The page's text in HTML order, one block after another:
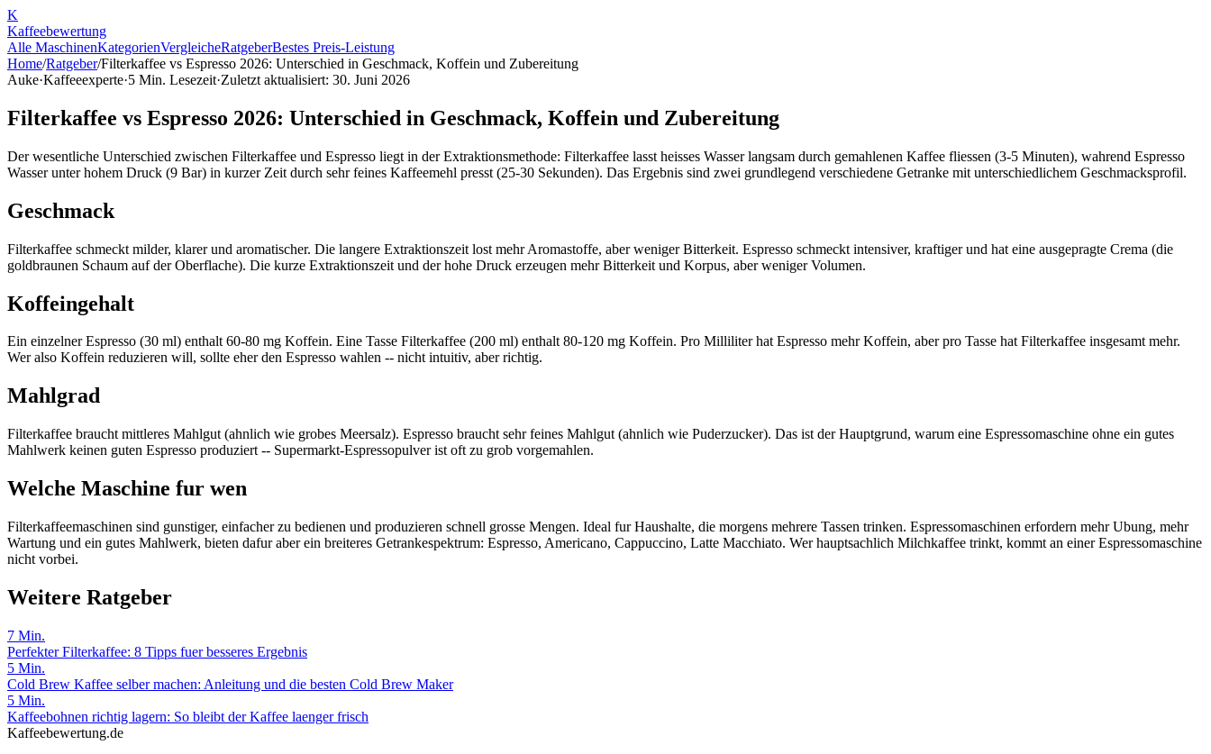
K
Kaffeebewertung
Alle MaschinenKategorienVergleicheRatgeberBestes Preis-Leistung
Home/Ratgeber/Filterkaffee vs Espresso 2026: Unterschied in Geschmack, Koffein und Zubereitung
Auke·Kaffeeexperte·5 Min. Lesezeit·Zuletzt aktualisiert: 30. Juni 2026
Filterkaffee vs Espresso 2026: Unterschied in Geschmack, Koffein und Zubereitung
Der wesentliche Unterschied zwischen Filterkaffee und Espresso liegt in der Extraktionsmethode: Filterkaffee lasst heisses Wasser langsam durch gemahlenen Kaffee fliessen (3-5 Minuten), wahrend Espresso
Wasser unter hohem Druck (9 Bar) in kurzer Zeit durch sehr feines Kaffeemehl presst (25-30 Sekunden). Das Ergebnis sind zwei grundlegend verschiedene Getranke mit unterschiedlichem Geschmacksprofil.
Geschmack
Filterkaffee schmeckt milder, klarer und aromatischer. Die langere Extraktionszeit lost mehr Aromastoffe, aber weniger Bitterkeit. Espresso schmeckt intensiver, kraftiger und hat eine ausgepragte Crema (die
goldbraunen Schaum auf der Oberflache). Die kurze Extraktionszeit und der hohe Druck erzeugen mehr Bitterkeit und Korpus, aber weniger Volumen.
Koffeingehalt
Ein einzelner Espresso (30 ml) enthalt 60-80 mg Koffein. Eine Tasse Filterkaffee (200 ml) enthalt 80-120 mg Koffein. Pro Milliliter hat Espresso mehr Koffein, aber pro Tasse hat Filterkaffee insgesamt mehr.
Wer also Koffein reduzieren will, sollte eher den Espresso wahlen -- nicht intuitiv, aber richtig.
Mahlgrad
Filterkaffee braucht mittleres Mahlgut (ahnlich wie grobes Meersalz). Espresso braucht sehr feines Mahlgut (ahnlich wie Puderzucker). Das ist der Hauptgrund, warum eine Espressomaschine ohne ein gutes
Mahlwerk keinen guten Espresso produziert -- Supermarkt-Espressopulver ist oft zu grob vorgemahlen.
Welche Maschine fur wen
Filterkaffeemaschinen sind gunstiger, einfacher zu bedienen und produzieren schnell grosse Mengen. Ideal fur Haushalte, die morgens mehrere Tassen trinken. Espressomaschinen erfordern mehr Ubung, mehr
Wartung und ein gutes Mahlwerk, bieten dafur aber ein breiteres Getrankespektrum: Espresso, Americano, Cappuccino, Latte Macchiato. Wer hauptsachlich Milchkaffee trinkt, kommt an einer Espressomaschine
nicht vorbei.
Weitere Ratgeber
7 Min.
Perfekter Filterkaffee: 8 Tipps fuer besseres Ergebnis
5 Min.
Cold Brew Kaffee selber machen: Anleitung und die besten Cold Brew Maker
5 Min.
Kaffeebohnen richtig lagern: So bleibt der Kaffee laenger frisch
Kaffeebewertung.de